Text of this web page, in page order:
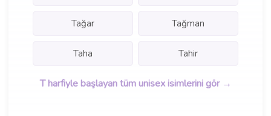
Tağar Tağman
Taha Tahir
T harfiyle başlayan tüm unisex isimlerini gör →